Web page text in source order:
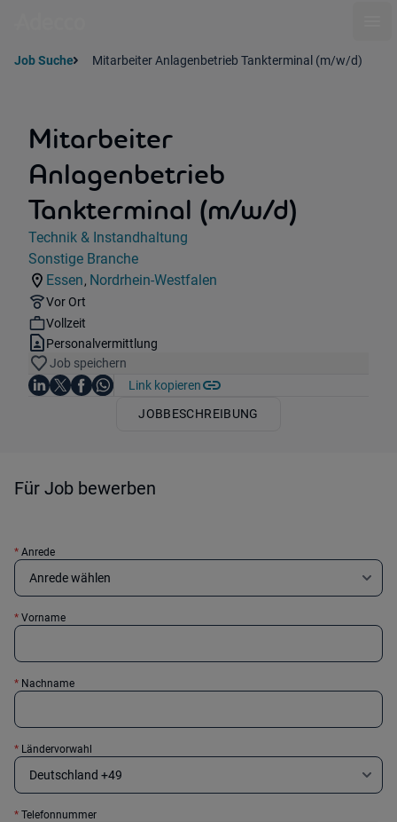
Job Suche Mitarbeiter Anlagenbetrieb Tankterminal (m/w/d)
Mitarbeiter
Anlagenbetrieb
Tankterminal (m/w/d)
Jobdetails
Kategorie:
Technik & Instandhaltung
Industry:
Sonstige Branche
Standorte:
Essen,
Region:
Nordrhein-Westfalen
Remote Option:
Vor Ort
Workhours:
Vollzeit
Vertragsart:
Personalvermittlung
Job speichern
Teile diesen Job
Auf LinkedIn teilen
Auf X teilen
Auf Facebook teilen
Auf WhatsApp teilen
Link kopieren
JOBBESCHREIBUNG
Für Job bewerben
* Anrede
* Vorname
* Nachname
* Ländervorwahl
* Telefonnummer